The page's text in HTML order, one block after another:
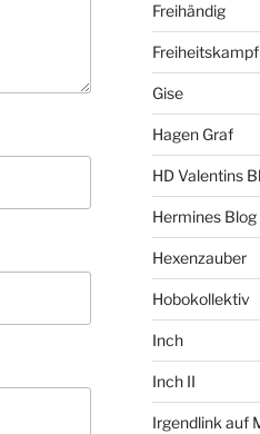
Freihändig
Freiheitskampf
Gise
Hagen Graf
HD Valentins
Hermines Blog
Hexenzauber
Hobokollektiv
Inch
Inch II
Irgendlink auf